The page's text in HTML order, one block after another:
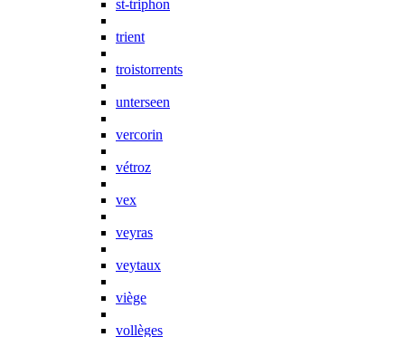
st-triphon
trient
troistorrents
unterseen
vercorin
vétroz
vex
veyras
veytaux
viège
vollèges